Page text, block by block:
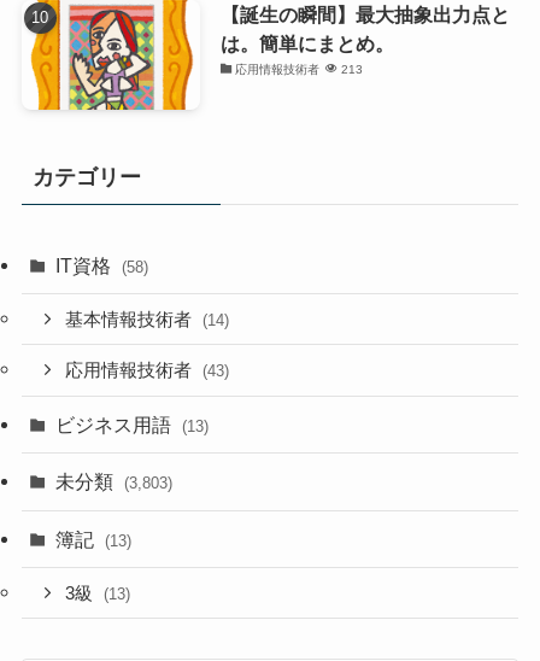
【誕生の瞬間】最大抽象出力点と
は。簡単にまとめ。
応用情報技術者 213
カテゴリー
IT資格 (58)
基本情報技術者 (14)
応用情報技術者 (43)
ビジネス用語 (13)
未分類 (3,803)
簿記 (13)
3級 (13)